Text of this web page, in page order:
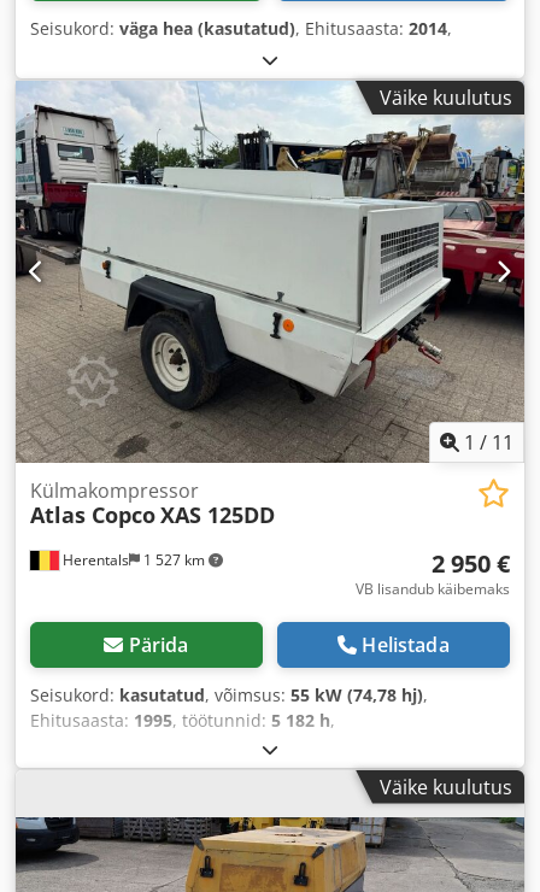
Seisukord: väga hea (kasutatud), Ehitusaasta: 2014,
Väike kuulutus
1 / 11
Herentals 1 527 km
Külmakompressor
Atlas CopcoXAS 125DD
2 950 €
VB lisandub käibemaks
Pärida Helistada
Seisukord: kasutatud, võimsus: 55 kW (74,78 hj),
Ehitusaasta: 1995, töötunnid: 5 182 h,
Väike kuulutus